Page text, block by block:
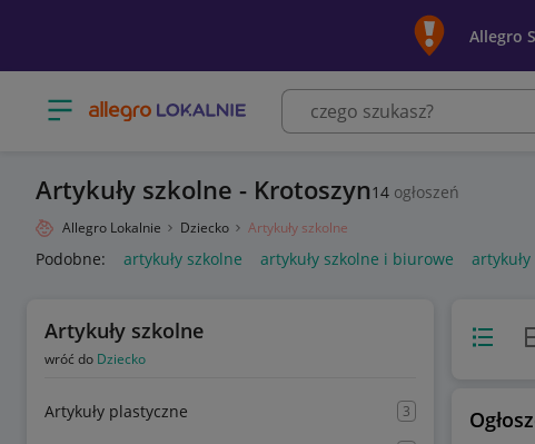
Allegro
Otwórz menu z kategoriami
Artykuły szkolne - Krotoszyn14 ogłoszeń
Allegro Lokalnie Dziecko Artykuły szkolne
Podobne: artykuły szkolne artykuły szkolne i biurowe
Artykuły szkolne
wróć do Dziecko
Artykuły plastyczne 3
Widok